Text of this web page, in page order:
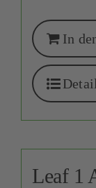
In
Leaf 1